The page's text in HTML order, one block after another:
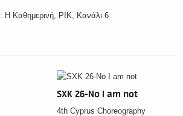
Η Καθημερινή, ΡΙΚ, Κανάλι 6
SXK 26-No I am not
4th Cyprus Choreography